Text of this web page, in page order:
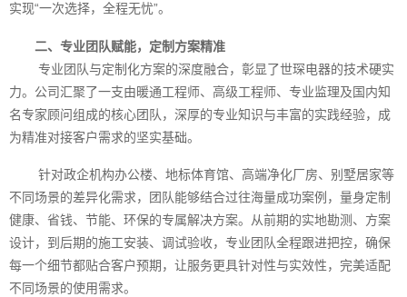
实现“一次选择，全程无忧”。
二、专业团队赋能，定制方案精准
专业团队与定制化方案的深度融合，彰显了世琛电器的技术硬实
力。公司汇聚了一支由暖通工程师、高级工程师、专业监理及国内知
名专家顾问组成的核心团队，深厚的专业知识与丰富的实践经验，成
为精准对接客户需求的坚实基础。
针对政企机构办公楼、地标体育馆、高端净化厂房、别墅居家等
不同场景的差异化需求，团队能够结合过往海量成功案例，量身定制
健康、省钱、节能、环保的专属解决方案。从前期的实地勘测、方案
设计，到后期的施工安装、调试验收，专业团队全程跟进把控，确保
每一个细节都贴合客户预期，让服务更具针对性与实效性，完美适配
不同场景的使用需求。